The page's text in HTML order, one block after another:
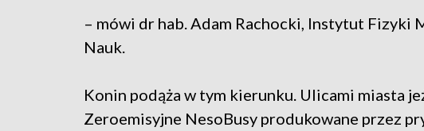
– mówi dr hab. Adam Rachocki, Instytut
Nauk.
Konin podąża w tym kierunku. Ulicami miasta
Zeroemisyjne NesoBusy produkowane przez